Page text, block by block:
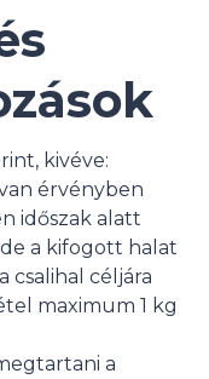
kivéve:
érvényben
időszak alatt
a kifogott halat
csalihal céljára
maximum 1 kg
a